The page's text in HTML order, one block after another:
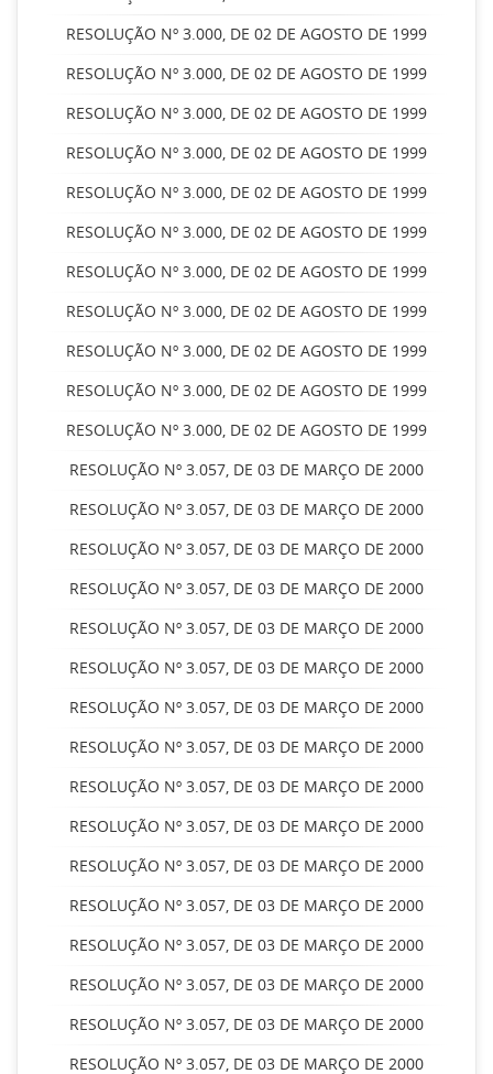
RESOLUÇÃO Nº 3.000, DE 02 DE AGOSTO DE 1999
RESOLUÇÃO Nº 3.000, DE 02 DE AGOSTO DE 1999
RESOLUÇÃO Nº 3.000, DE 02 DE AGOSTO DE 1999
RESOLUÇÃO Nº 3.000, DE 02 DE AGOSTO DE 1999
RESOLUÇÃO Nº 3.000, DE 02 DE AGOSTO DE 1999
RESOLUÇÃO Nº 3.000, DE 02 DE AGOSTO DE 1999
RESOLUÇÃO Nº 3.000, DE 02 DE AGOSTO DE 1999
RESOLUÇÃO Nº 3.000, DE 02 DE AGOSTO DE 1999
RESOLUÇÃO Nº 3.000, DE 02 DE AGOSTO DE 1999
RESOLUÇÃO Nº 3.000, DE 02 DE AGOSTO DE 1999
RESOLUÇÃO Nº 3.000, DE 02 DE AGOSTO DE 1999
RESOLUÇÃO Nº 3.057, DE 03 DE MARÇO DE 2000
RESOLUÇÃO Nº 3.057, DE 03 DE MARÇO DE 2000
RESOLUÇÃO Nº 3.057, DE 03 DE MARÇO DE 2000
RESOLUÇÃO Nº 3.057, DE 03 DE MARÇO DE 2000
RESOLUÇÃO Nº 3.057, DE 03 DE MARÇO DE 2000
RESOLUÇÃO Nº 3.057, DE 03 DE MARÇO DE 2000
RESOLUÇÃO Nº 3.057, DE 03 DE MARÇO DE 2000
RESOLUÇÃO Nº 3.057, DE 03 DE MARÇO DE 2000
RESOLUÇÃO Nº 3.057, DE 03 DE MARÇO DE 2000
RESOLUÇÃO Nº 3.057, DE 03 DE MARÇO DE 2000
RESOLUÇÃO Nº 3.057, DE 03 DE MARÇO DE 2000
RESOLUÇÃO Nº 3.057, DE 03 DE MARÇO DE 2000
RESOLUÇÃO Nº 3.057, DE 03 DE MARÇO DE 2000
RESOLUÇÃO Nº 3.057, DE 03 DE MARÇO DE 2000
RESOLUÇÃO Nº 3.057, DE 03 DE MARÇO DE 2000
RESOLUÇÃO Nº 3.057, DE 03 DE MARÇO DE 2000